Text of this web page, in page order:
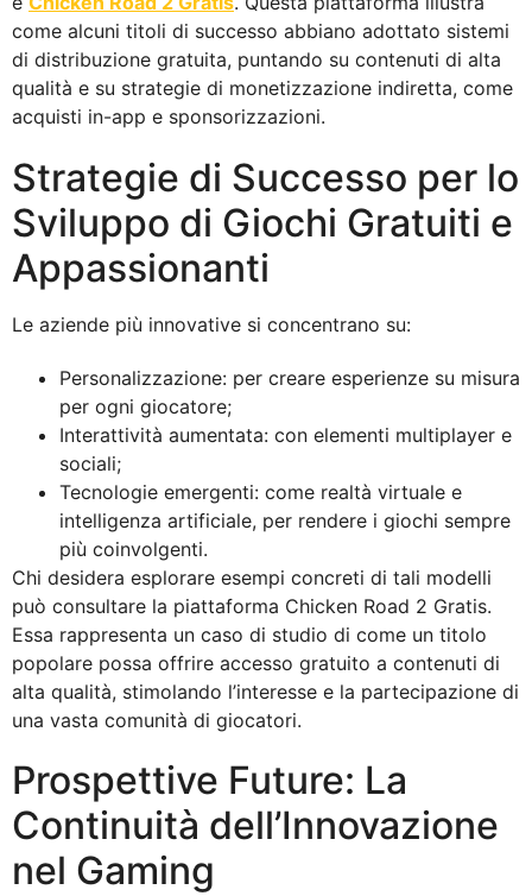
come alcuni titoli di successo abbiano adottato sistemi
di distribuzione gratuita, puntando su contenuti di alta
qualità e su strategie di monetizzazione indiretta, come
acquisti in-app e sponsorizzazioni.
Strategie di Successo per lo
Sviluppo di Giochi Gratuiti e
Appassionanti
Le aziende più innovative si concentrano su:
Personalizzazione: per creare esperienze su misura
per ogni giocatore;
Interattività aumentata: con elementi multiplayer e
sociali;
Tecnologie emergenti: come realtà virtuale e
intelligenza artificiale, per rendere i giochi sempre
più coinvolgenti.
Chi desidera esplorare esempi concreti di tali modelli
può consultare la piattaforma Chicken Road 2 Gratis.
Essa rappresenta un caso di studio di come un titolo
popolare possa offrire accesso gratuito a contenuti di
alta qualità, stimolando l’interesse e la partecipazione di
una vasta comunità di giocatori.
Prospettive Future: La
Continuità dell’Innovazione
nel Gaming